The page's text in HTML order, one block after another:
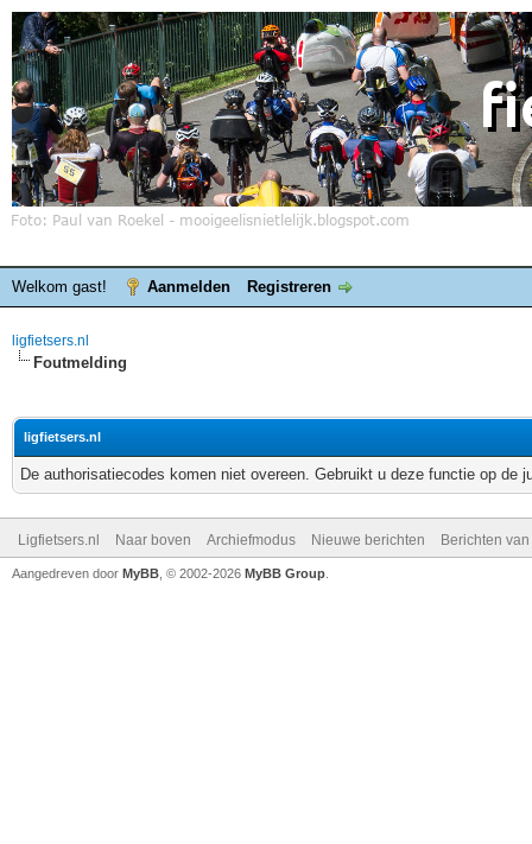
Welkom gast! Aanmelden Registreren
ligfietsers.nl
Foutmelding
ligfietsers.nl
De authorisatiecodes komen niet overeen. Gebruikt u deze functie op de
Ligfietsers.nl Naar boven Archiefmodus Nieuwe berichten Berichten
Aangedreven door MyBB , © 2002-2026 MyBB Group